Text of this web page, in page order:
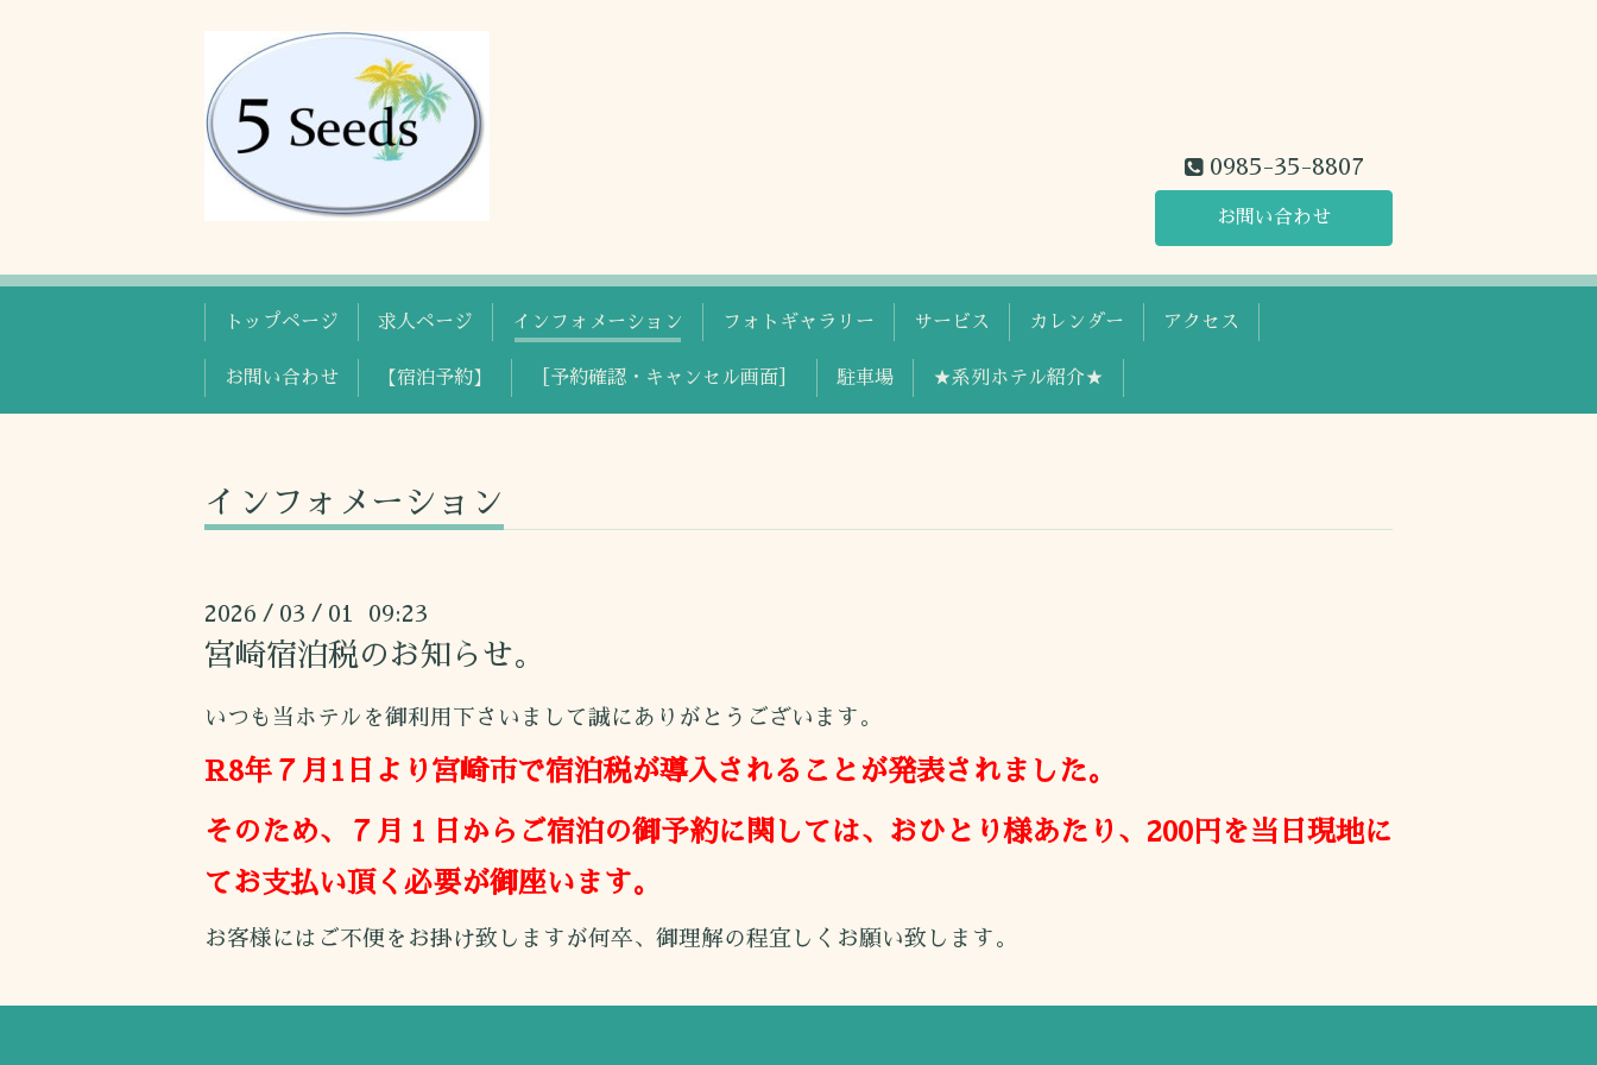
0985-35-8807
お問い合わせ
トップページ 求人ページ インフォメーション フォトギャラリー サービス カレンダー アクセス
お問い合わせ 【宿泊予約】 ［予約確認・キャンセル画面］ 駐車場 ★系列ホテル紹介★
インフォメーション
2026 / 03 / 01 09:23
宮崎宿泊税のお知らせ。
いつも当ホテルを御利用下さいまして誠にありがとうございます。
R8年７月1日より宮崎市で宿泊税が導入されることが発表されました。
そのため、７月１日からご宿泊の御予約に関しては、おひとり様あたり、200円を当日現地に
てお支払い頂く必要が御座います。
お客様にはご不便をお掛け致しますが何卒、御理解の程宜しくお願い致します。